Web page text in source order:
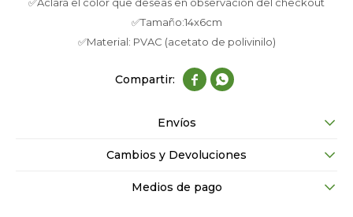
✅Tamaño:14x6cm
✅Material: PVAC (acetato de polivinilo)
 
Envíos
Cambios y Devoluciones
Medios de pago